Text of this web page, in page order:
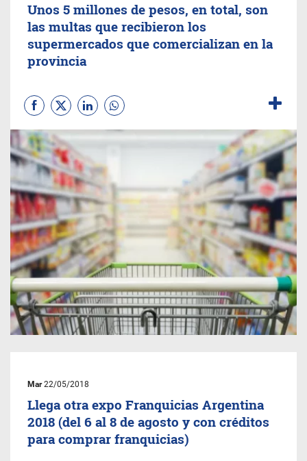
Unos 5 millones de pesos, en total, son
las multas que recibieron los
supermercados que comercializan en la
provincia
Mar22/05/2018
Llega otra expo Franquicias Argentina
2018 (del 6 al 8 de agosto y con créditos
para comprar franquicias)